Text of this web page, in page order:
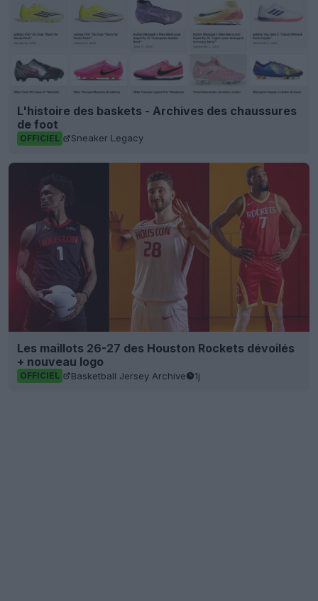
L'histoire des baskets - Archives des chaussures
de foot
OFFICIEL Sneaker Legacy
Les maillots 26-27 des Houston Rockets dévoilés
+ nouveau logo
OFFICIEL Basketball Jersey Archive 1j